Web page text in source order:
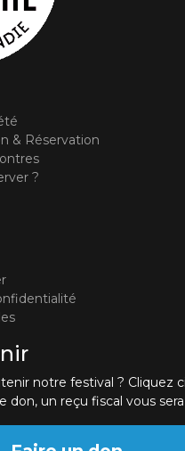
& Réservation
?
notre festival ? Cliquez
un reçu fiscal vous sera